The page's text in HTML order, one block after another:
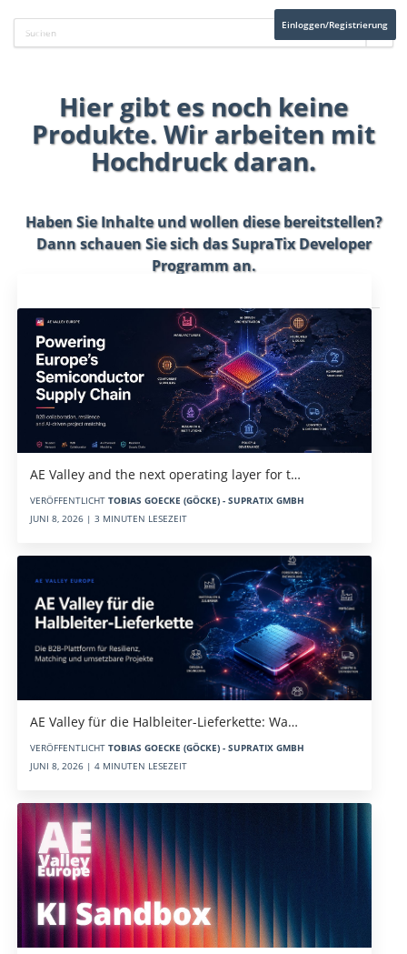
Einloggen/Registrierung
Hier gibt es noch keine
Produkte. Wir arbeiten mit
Hochdruck daran.
Haben Sie Inhalte und wollen diese bereitstellen?
Dann schauen Sie sich dasSupraTix Developer
Programman.
AE Valley and the next operating layer for t…
VERÖFFENTLICHT TOBIAS GOECKE (GÖCKE) - SUPRATIX GMBH
JUNI 8, 2026 | 3 MINUTEN LESEZEIT
AE Valley für die Halbleiter-Lieferkette: Wa…
VERÖFFENTLICHT TOBIAS GOECKE (GÖCKE) - SUPRATIX GMBH
JUNI 8, 2026 | 4 MINUTEN LESEZEIT